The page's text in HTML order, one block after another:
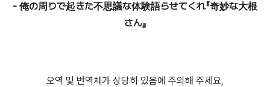
- 俺の周りで起きた不思議な体験語らせてくれ『奇妙な大根
さん』
오역 및 번역체가 상당히 있음에 주의해 주세요,